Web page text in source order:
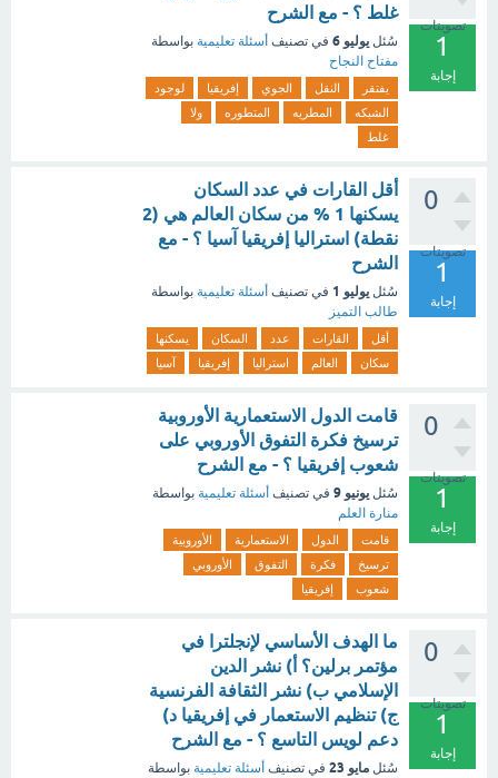
تصويتات
1
إجابة
غلط ؟ - مع الشرح
سُئل يوليو 6 في تصنيف أسئلة تعليمية بواسطة
مفتاح النجاح
يفتقر النقل الجوي إفريقيا
لوجود
الشبكه
المطريه المتطوره
ولا
غلط
0
تصويتات
1
إجابة
أقل القارات في عدد السكان
يسكنها 1 % من سكان العالم هي (2
نقطة) استراليا إفريقيا آسيا ؟ - مع
الشرح
سُئل يوليو 1 في تصنيف أسئلة تعليمية بواسطة
طالب التميز
أقل القارات عدد السكان
يسكنها
سكان
العالم استراليا إفريقيا آسيا
0
تصويتات
1
إجابة
قامت الدول الاستعمارية الأوروبية
ترسيخ فكرة التفوق الأوروبي على
شعوب إفريقيا ؟ - مع الشرح
سُئل يونيو 9 في تصنيف أسئلة تعليمية بواسطة
منارة العلم
قامت الدول الاستعمارية
الأوروبية
ترسيخ
فكرة التفوق
الأوروبي
شعوب
إفريقيا
0
تصويتات
1
إجابة
ما الهدف الأساسي لإنجلترا في
مؤتمر برلين؟ أ) نشر الدين
الإسلامي ب) نشر الثقافة الفرنسية
ج) تنظيم الاستعمار في إفريقيا د)
دعم لويس التاسع ؟ - مع الشرح
سُئل مايو 23 في تصنيف أسئلة تعليمية بواسطة